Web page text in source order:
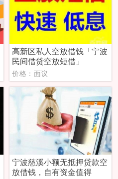
高新区私人空放借钱「宁波
民间借贷空放短借」
价格：面议
宁波慈溪小额无抵押贷款空
放借钱，自有资金值得